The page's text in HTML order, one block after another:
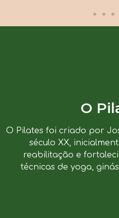
O
O Pilates foi criado por
século XX,
reabilitação e
técnicas de yoga,